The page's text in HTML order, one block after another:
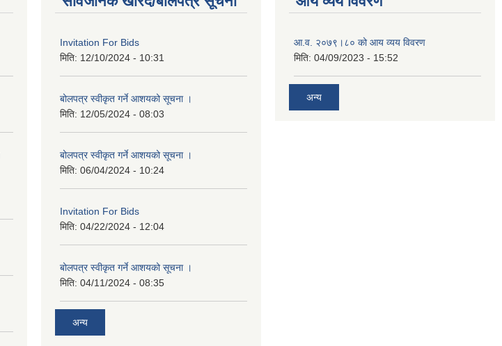
Invitation For Bids
मिति: 12/10/2024 - 10:31
बोलपत्र स्वीकृत गर्ने आशयको सूचना ।
मिति: 12/05/2024 - 08:03
बोलपत्र स्वीकृत गर्ने आशयको सूचना ।
मिति: 06/04/2024 - 10:24
Invitation For Bids
मिति: 04/22/2024 - 12:04
बोलपत्र स्वीकृत गर्ने आशयको सूचना ।
मिति: 04/11/2024 - 08:35
अन्य
आ.व. २०७९।८० को आय व्यय विवरण
मिति: 04/09/2023 - 15:52
अन्य